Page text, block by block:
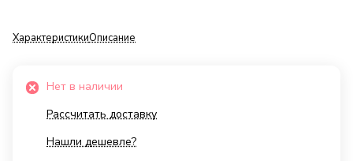
ХарактеристикиОписание
Нет в наличии
Рассчитать доставку
Нашли дешевле?